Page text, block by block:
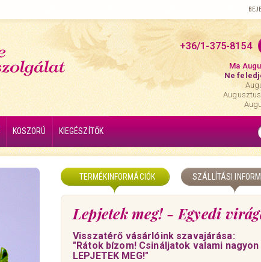
+36/1-375-8154
Ma
Ne
KOSZORÚ KIEGÉSZÍTŐK
TERMÉKINFORMÁCIÓK SZÁLLÍTÁSI
Lepjetek meg! - Egyedi
Visszatérő vásárlóink szavajárása:
"Rátok bízom! Csináljatok valami
LEPJETEK MEG!"